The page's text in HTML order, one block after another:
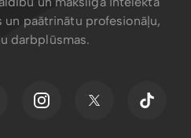
un paātrinātu profesionāļu,
darbplūsmas.